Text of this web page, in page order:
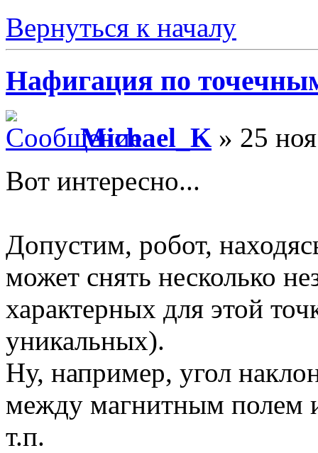
Вернуться к началу
Нафигация по
Michael_K » 25
Вот интересно...
Допустим, робот,
может снять несколько
характерных для этой
уникальных).
Ну, например, угол
между магнитным полем
т.п.